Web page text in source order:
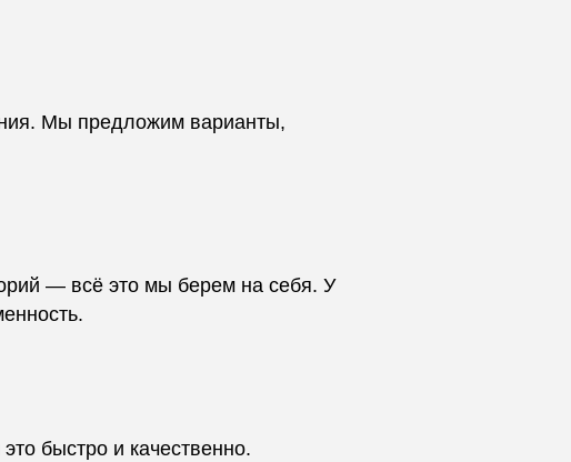
Мы предложим варианты,
— всё это мы берем на себя. У
быстро и качественно.